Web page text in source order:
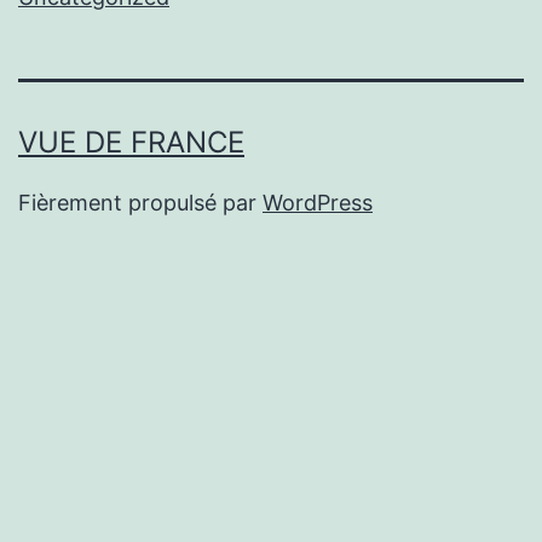
VUE DE FRANCE
Fièrement propulsé par WordPress